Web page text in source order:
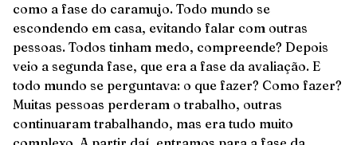
como a fase do caramujo. Todo mundo se
escondendo em casa, evitando falar com outras
pessoas. Todos tinham medo, compreende? Depois
veio a segunda fase, que era a fase da avaliação. E
todo mundo se perguntava: o que fazer? Como fazer?
Muitas pessoas perderam o trabalho, outras
continuaram trabalhando, mas era tudo muito